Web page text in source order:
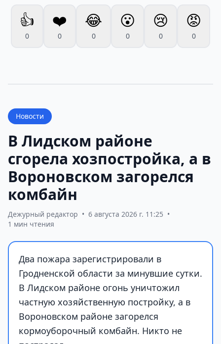
👍
0
❤️
0
😂
0
😮
0
😢
0
😡
0
Новости
В Лидском районе
сгорела хозпостройка, а в
Вороновском загорелся
комбайн
Дежурный редактор • 6 августа 2026 г. 11:25 •
1 мин чтения
Два пожара зарегистрировали в
Гродненской области за минувшие сутки.
В Лидском районе огонь уничтожил
частную хозяйственную постройку, а в
Вороновском районе загорелся
кормоуборочный комбайн. Никто не